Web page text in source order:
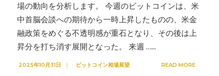
場の動向を分析します。 今週のビットコインは、米
中首脳会談への期待から一時上昇したものの、米金
融政策をめぐる不透明感が重石となり、その後は上
昇分を打ち消す展開となった。 来週 …...
2025年10月31日 | ビットコイン相場展望 READ MORE